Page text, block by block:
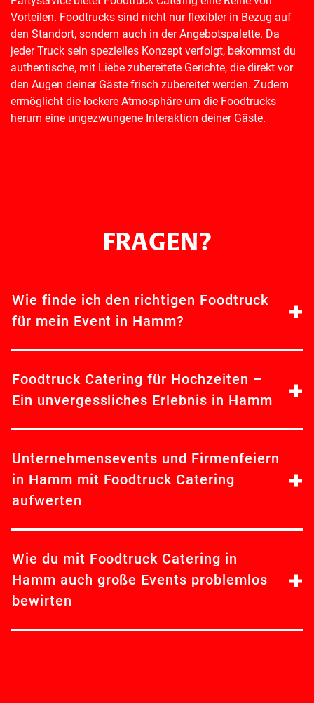
Vorteilen. Foodtrucks sind nicht nur flexibler in Bezug auf
den Standort, sondern auch in der Angebotspalette. Da
jeder Truck sein spezielles Konzept verfolgt, bekommst du
authentische, mit Liebe zubereitete Gerichte, die direkt vor
den Augen deiner Gäste frisch zubereitet werden. Zudem
ermöglicht die lockere Atmosphäre um die Foodtrucks
herum eine ungezwungene Interaktion deiner Gäste.
FRAGEN?
Wie finde ich den richtigen Foodtruck
für mein Event in Hamm?
Foodtruck Catering für Hochzeiten –
Ein unvergessliches Erlebnis in Hamm
Unternehmensevents und Firmenfeiern
in Hamm mit Foodtruck Catering
aufwerten
Wie du mit Foodtruck Catering in
Hamm auch große Events problemlos
bewirten